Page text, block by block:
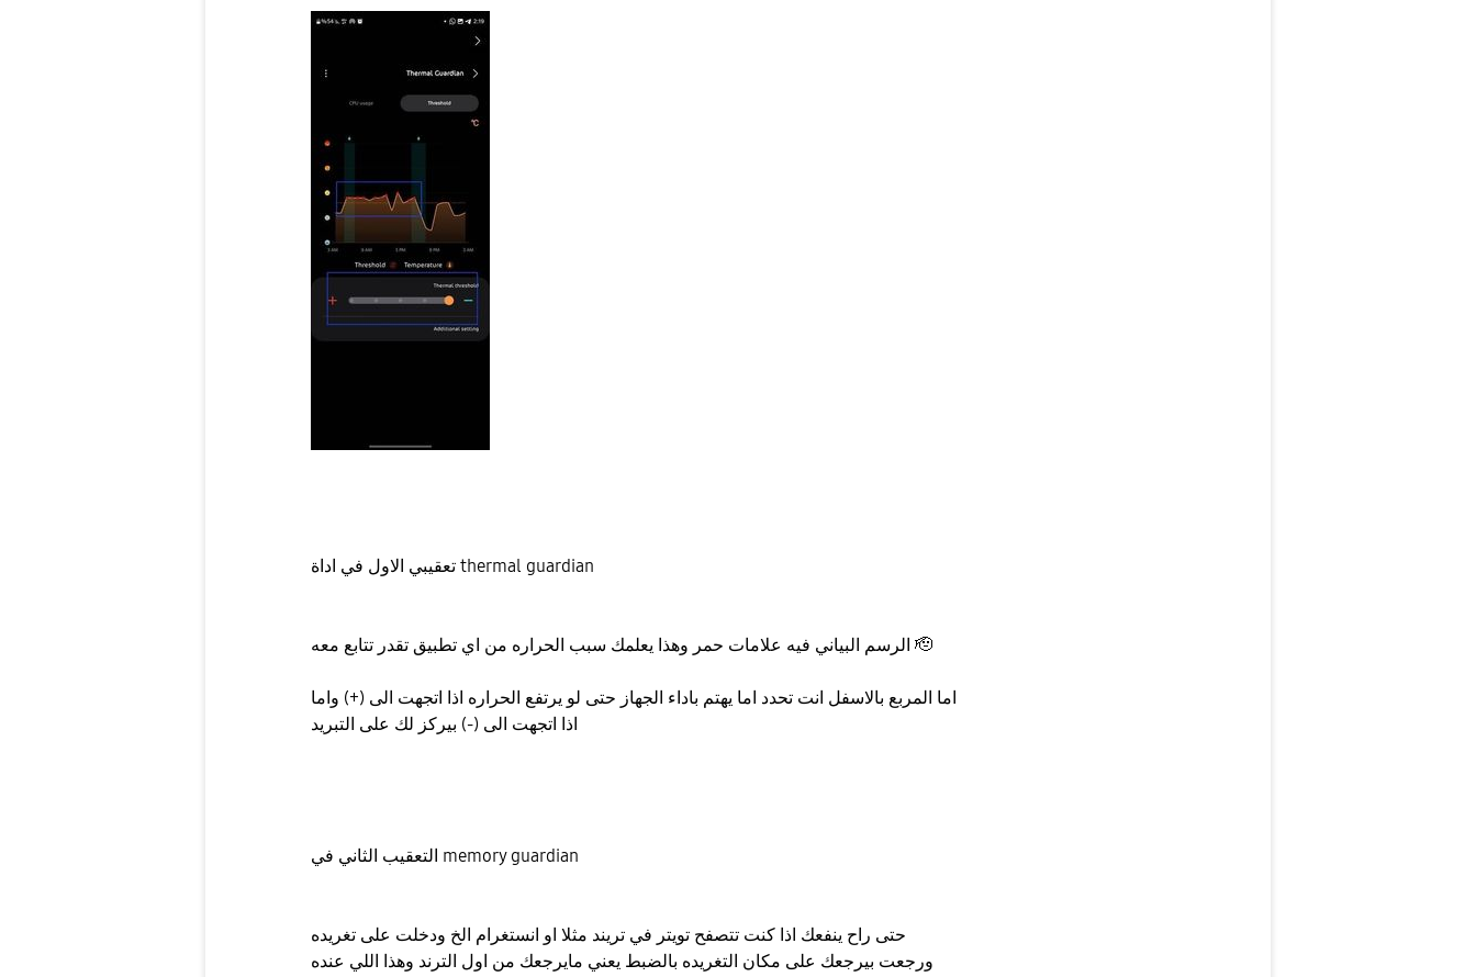
تعقيبي الاول في اداة thermal guardian
الرسم البياني فيه علامات حمر وهذا يعلمك سبب الحراره من اي تطبيق تقدر تتابع معه 🫡
اما المربع بالاسفل انت تحدد اما يهتم باداء الجهاز حتى لو يرتفع الحراره اذا اتجهت الى (+) واما
التعقيب الثاني في memory guardian
حتى راح ينفعك اذا كنت تتصفح تويتر في تريند مثلا او انستغرام الخ ودخلت على تغريده
ورجعت بيرجعك على مكان التغريده بالضبط يعني مايرجعك من اول الترند وهذا اللي عنده